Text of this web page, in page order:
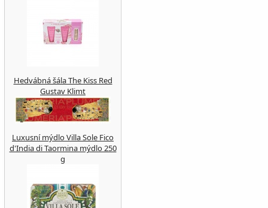
Hedvábná šála The Kiss Red
Gustav Klimt
Luxusní mýdlo Villa Sole Fico
d'India di Taormina mýdlo 250
g